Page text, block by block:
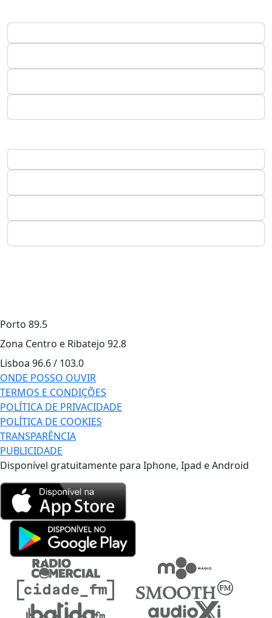
Porto 89.5
Zona Centro e Ribatejo 92.8
Lisboa 96.6 / 103.0
ONDE POSSO OUVIR
TERMOS E CONDIÇÕES
POLÍTICA DE PRIVACIDADE
POLÍTICA DE COOKIES
TRANSPARÊNCIA
PUBLICIDADE
Disponível gratuitamente para Iphone, Ipad e Android